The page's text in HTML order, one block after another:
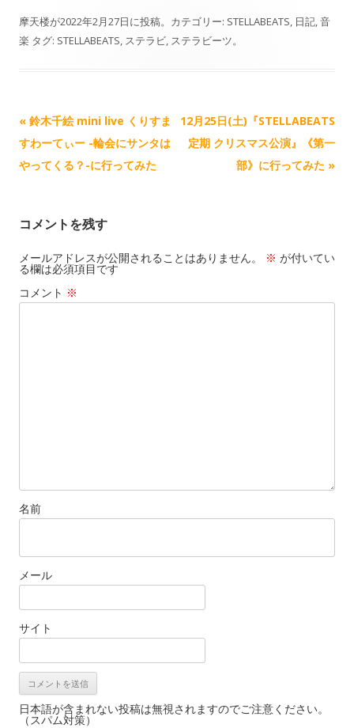
o
o
y
a
有
摩天楼が2022年2月27日に投稿。カテゴリー: STELLABEATS, 日記,音
楽 タグ: STELLABEATS, ステラビ, ステラビーツ。
記
事
ナ
ー
シ
ョ
ン
« 鈴木千絵 mini live くりすま
すわーてぃー -輪会にサンタは
やってくる？-に行ってみた
12月25日(土)『STELLABEATS
定期 クリスマス公演』《第一
部》に行ってみた »
コメントを残す
メールアドレスが公開されることはありません。 ※ が付いてい
る欄は必須項目です
コメント ※
名前
メール
サイト
日本語が含まれない投稿は無視されますのでご注意ください。
（スパム対策）